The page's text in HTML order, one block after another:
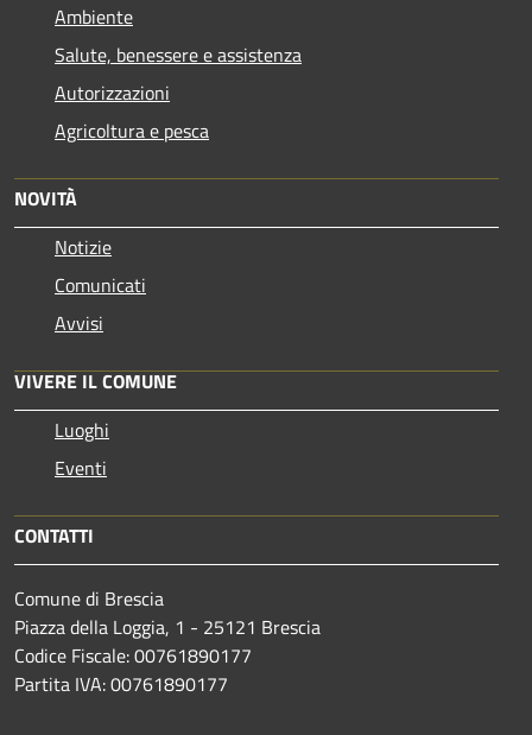
Ambiente
Salute, benessere e assistenza
Autorizzazioni
Agricoltura e pesca
NOVITÀ
Notizie
Comunicati
Avvisi
VIVERE IL COMUNE
Luoghi
Eventi
CONTATTI
Comune di Brescia
Piazza della Loggia, 1 - 25121 Brescia
Codice Fiscale: 00761890177
Partita IVA: 00761890177